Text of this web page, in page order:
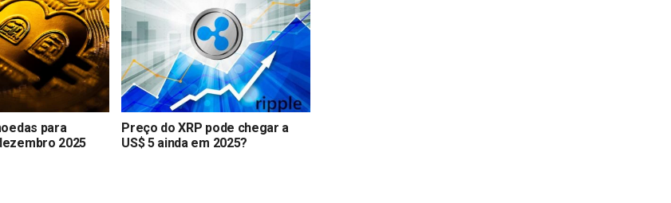
para
2025
Preço do XRP pode chegar a
US$ 5 ainda em 2025?